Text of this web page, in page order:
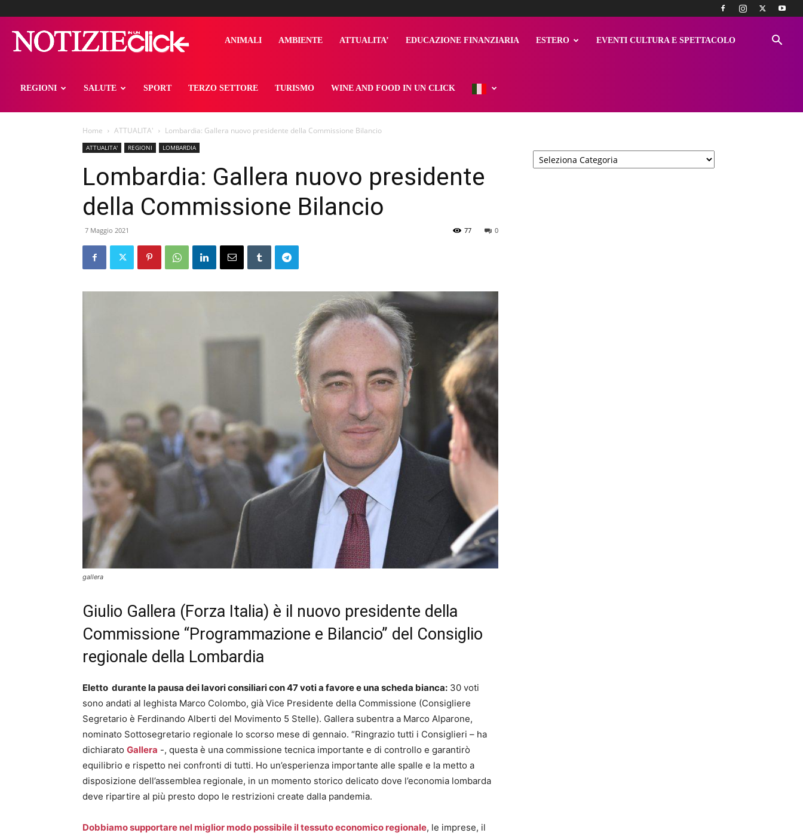
notizieinunclick
ANIMALI AMBIENTE ATTUALITA’ EDUCAZIONE FINANZIARIA ESTERO EVENTI CULTURA E SPETTACOLO
REGIONI SALUTE SPORT TERZO SETTORE TURISMO WINE AND FOOD IN UN CLICK
Home ATTUALITA' Lombardia: Gallera nuovo presidente della Commissione Bilancio
ATTUALITA' REGIONI LOMBARDIA
Lombardia: Gallera nuovo presidente
della Commissione Bilancio
7 Maggio 2021 0
77
gallera
Giulio Gallera (Forza Italia) è il nuovo presidente della
Commissione “Programmazione e Bilancio” del Consiglio
regionale della Lombardia
Eletto durante la pausa dei lavori consiliari con 47 voti a favore e una scheda bianca: 30 voti
sono andati al leghista Marco Colombo, già Vice Presidente della Commissione (Consigliere
Segretario è Ferdinando Alberti del Movimento 5 Stelle). Gallera subentra a Marco Alparone,
nominato Sottosegretario regionale lo scorso mese di gennaio. “Ringrazio tutti i Consiglieri – ha
dichiarato Gallera -, questa è una commissione tecnica importante e di controllo e garantirò
equilibrio e rispetto nei confronti di tutti. Ho un’esperienza importante alle spalle e la metto a
disposizione dell’assemblea regionale, in un momento storico delicato dove l’economia lombarda
deve ripartire al più presto dopo le restrizioni create dalla pandemia.
Dobbiamo supportare nel miglior modo possibile il tessuto economico regionale, le imprese, il
Categorie